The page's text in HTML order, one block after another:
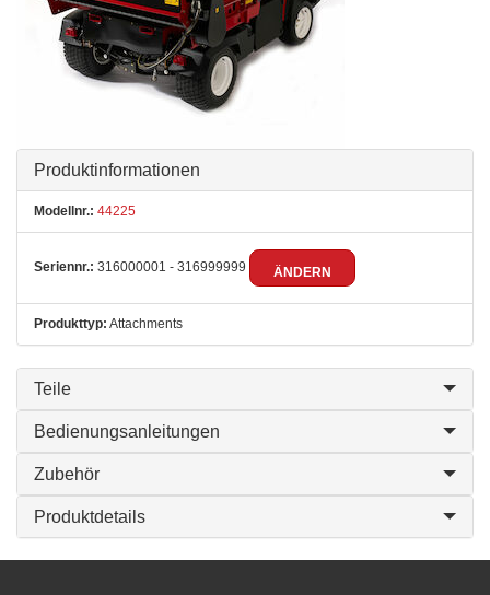
Produktinformationen
Modellnr.: 44225
Seriennr.: 316000001 - 316999999 ÄNDERN
Produkttyp: Attachments
Teile
Bedienungsanleitungen
Zubehör
Produktdetails